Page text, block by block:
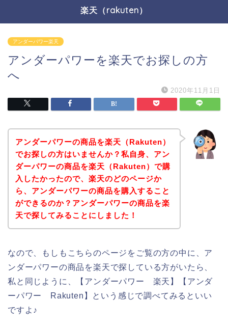
楽天（rakuten）
アンダーパワー楽天
アンダーパワーを楽天でお探しの方
へ
2020年11月1日
アンダーパワーの商品を楽天（Rakuten）
でお探しの方はいませんか？私自身、アン
ダーパワーの商品を楽天（Rakuten）で購
入したかったので、楽天のどのページか
ら、アンダーパワーの商品を購入すること
ができるのか？アンダーパワーの商品を楽
天で探してみることにしました！
なので、もしもこちらのページをご覧の方の中に、ア
ンダーパワーの商品を楽天で探している方がいたら、
私と同じように、【アンダーパワー 楽天】【アンダ
ーパワー Rakuten】という感じで調べてみるといい
ですよ♪